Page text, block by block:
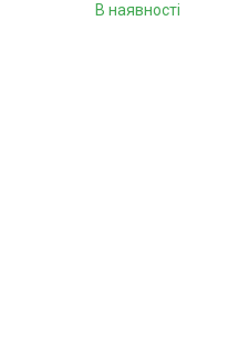
В наявності